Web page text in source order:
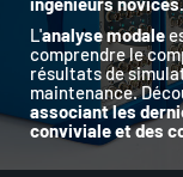
L'analyse modale
comprendre le
résultats de
maintenance.
associant les
conviviale et des